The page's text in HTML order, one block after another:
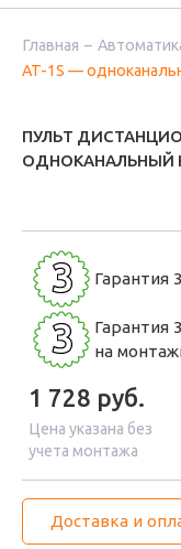
Главная
AT-1S —
ПУЛЬТ
ОДНОКАНАЛЬНЫЙ
3 Гарантия
3
Гарантия
на
1 728 руб.
Цена указана без
учета монтажа
Доставка и